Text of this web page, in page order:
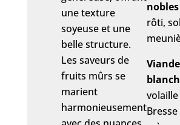
une texture
soyeuse et une
belle structure.
Les saveurs de
fruits mûrs se
marient
harmonieusement
nobles
rôti,
Bresse